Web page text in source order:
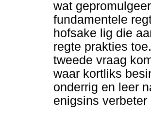
wat
fundamentele
hofsake lig die
regte prakties
tweede vraag
waar kortliks
onderrig en leer
enigsins verbeter